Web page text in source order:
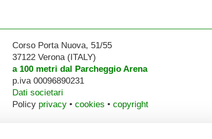
Corso Porta Nuova, 51/55
37122 Verona (ITALY)
a 100 metri dal Parcheggio Arena
p.iva 00096890231
Dati societari
Policy privacy• cookies • copyright